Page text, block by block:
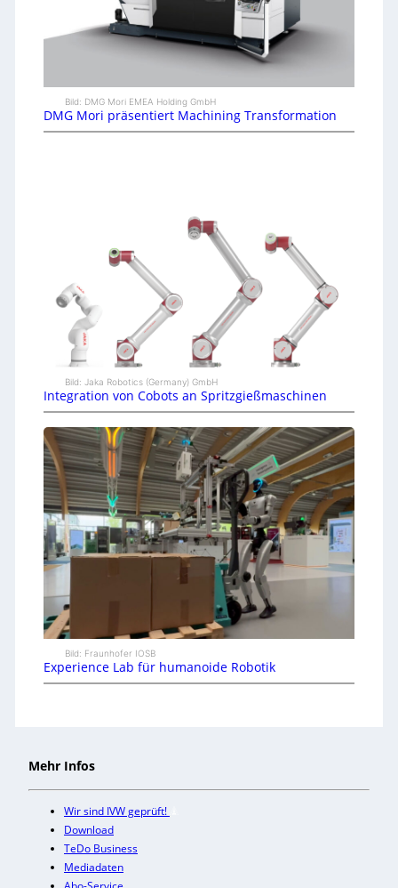
Bild: DMG Mori EMEA Holding GmbH
DMG Mori präsentiert Machining Transformation
Bild: Jaka Robotics (Germany) GmbH
Integration von Cobots an Spritzgießmaschinen
Bild: Fraunhofer IOSB
Experience Lab für humanoide Robotik
Mehr Infos
Wir sind IVW geprüft!
Download
TeDo Business
Mediadaten